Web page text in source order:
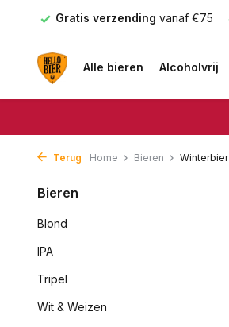
Gratis verzending vanaf €75
Alle bieren Alcoholvrij
Terug Home Bieren Winterbier
Bieren
Blond
IPA
Tripel
Wit & Weizen